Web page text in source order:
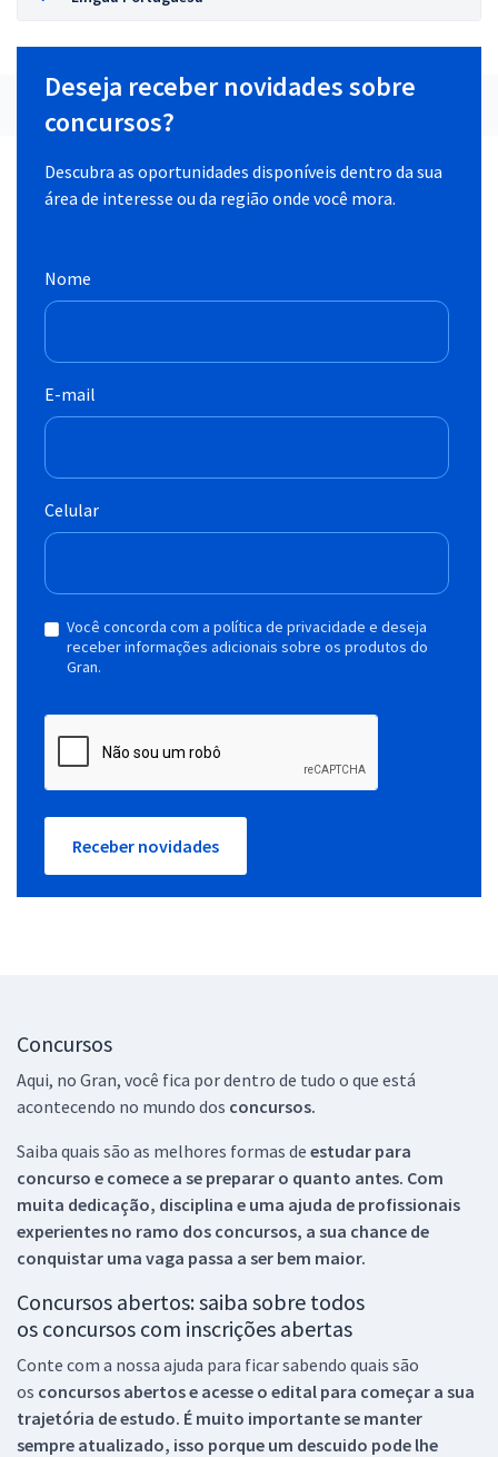
Deseja receber novidades sobre
concursos?
Descubra as oportunidades disponíveis dentro da sua
área de interesse ou da região onde você mora.
Nome
E-mail
Celular
Você concorda com a política de privacidade e deseja
receber informações adicionais sobre os produtos do
Gran.
Receber novidades
Concursos
Aqui, no Gran, você fica por dentro de tudo o que está
acontecendo no mundo dos concursos.
Saiba quais são as melhores formas de estudar para
concurso e comece a se preparar o quanto antes. Com
muita dedicação, disciplina e uma ajuda de profissionais
experientes no ramo dos concursos, a sua chance de
conquistar uma vaga passa a ser bem maior.
Concursos abertos: saiba sobre todos
os concursos com inscrições abertas
Conte com a nossa ajuda para ficar sabendo quais são
os concursos abertos e acesse o edital para começar a sua
trajetória de estudo. É muito importante se manter
sempre atualizado, isso porque um descuido pode lhe